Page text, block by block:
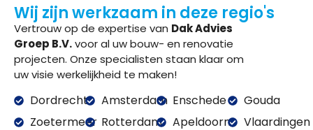
Wij zijn werkzaam in deze regio's
Vertrouw op de expertise van Dak Advies
Groep B.V.voor al uw bouw- en renovatie
projecten. Onze specialisten staan klaar om
uw visie werkelijkheid te maken!
Dordrecht
Zoetermeer
Amsterdam
Rotterdam
Enschede
Apeldoorn
Gouda
Vlaardingen